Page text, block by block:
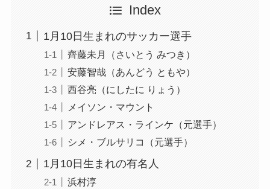
Index
1月10日生まれのサッカー選手
齊藤未月（さいとう みつき）
安藤智哉（あんどう ともや）
西谷亮（にしたに りょう）
メイソン・マウント
アンドレアス・ラインケ（元選手）
シメ・ブルサリコ（元選手）
1月10日生まれの有名人
浜村淳